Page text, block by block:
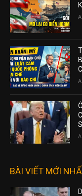
BÀI VIẾT MỚI